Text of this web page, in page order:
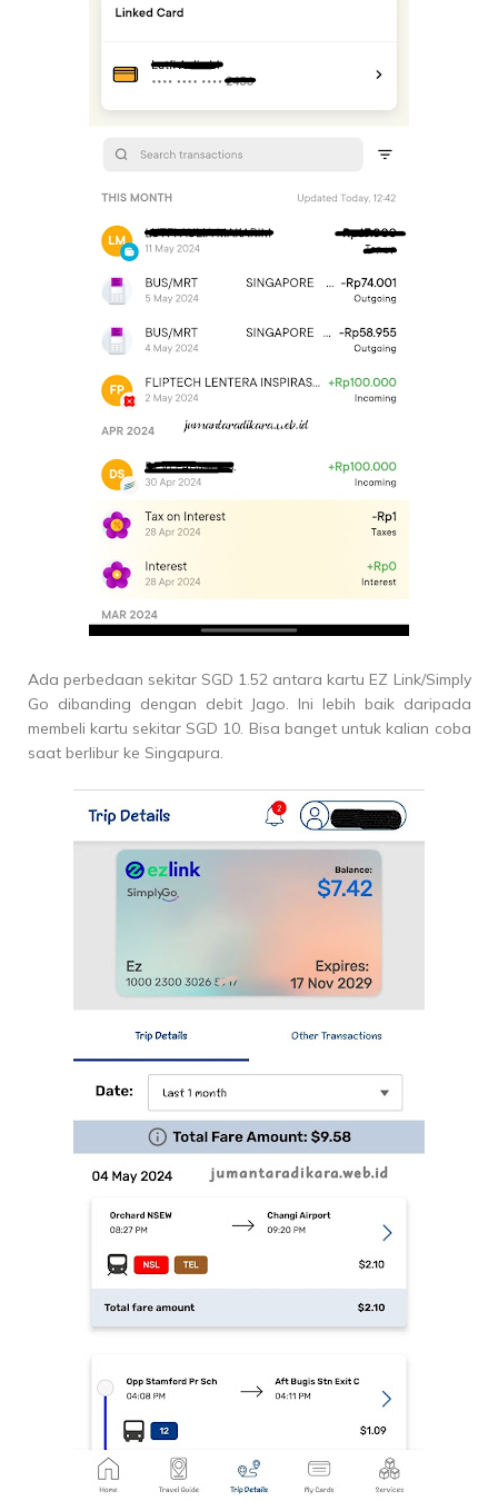
Ada perbedaan sekitar SGD 1.52 antara kartu EZ Link/Simply
Go dibanding dengan debit Jago. Ini lebih baik daripada
membeli kartu sekitar SGD 10. Bisa banget untuk kalian coba
saat berlibur ke Singapura.